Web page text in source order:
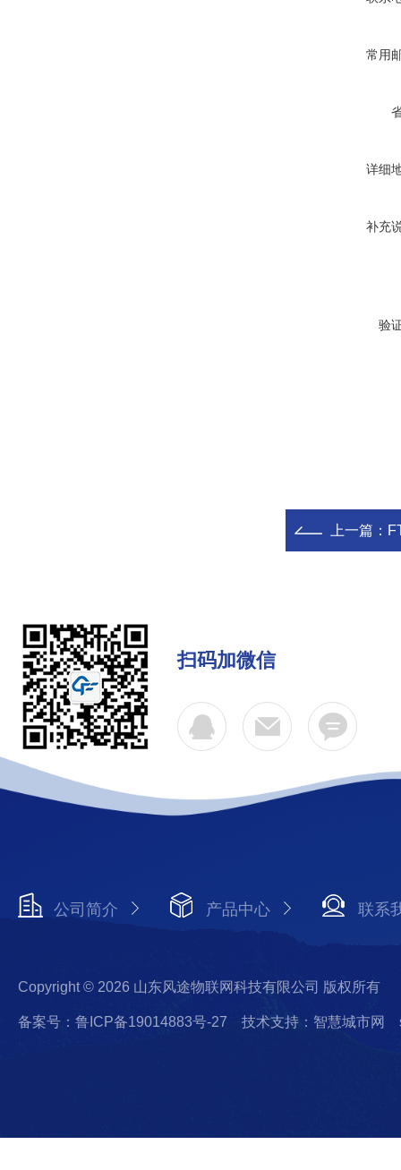
常用
详细
补充
验
上一篇：
扫码加微信
公司简介 产品中心 联系
Copyright © 2026 山东风途物联网科技有限公司 版权所有
备案号：鲁ICP备19014883号-27 技术支持：智慧城市网